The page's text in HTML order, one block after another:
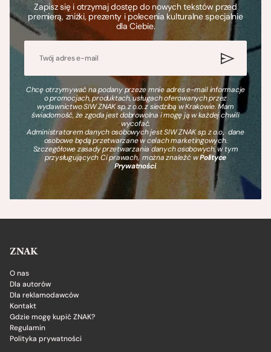
Zapisz się i otrzymaj dostęp do nowych tekstów przed
premierą, zniżki, prezenty i polecenia kulturalne specjalnie
dla Ciebie.
Chcę otrzymywać na podany przeze mnie adres e-mail informacje
o promocjach, produktach, usługach oferowanych przez
wydawnictwo SIW ZNAK sp. z o.o. z siedzibą w Krakowie. Mam
świadomość, że zgoda jest dobrowolna i mogę ją w każdej chwili
wycofać.
Administratorem danych osobowych jest SIW ZNAK sp. z o.o., dane
osobowe będą przetwarzane w celach marketingowych.
Szczegółowe zasady przetwarzania danych osobowych, w tym
przysługujących Ci prawach, można znaleźć wPolityce
Prywatności.
ZNAK
O nas
Dla autorów
Dla reklamodawców
Kontakt
Gdzie mogę kupić ZNAK?
Regulamin
Polityka prywatności